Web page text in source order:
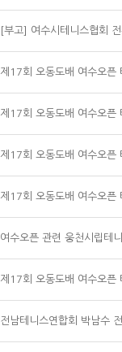
[부고] 여수시테니스협회
제17회 오동도배 여수오
제17회 오동도배 여수오
제17회 오동도배 여수오
제17회 오동도배 여수오
여수오픈 관련 웅천시립테
제17회 오동도배 여수오
전남테니스연합회 박남수